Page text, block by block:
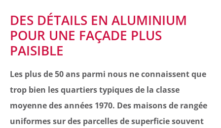
DES DÉTAILS EN ALUMINIUM
POUR UNE FAÇADE PLUS
PAISIBLE
Les plus de 50 ans parmi nous ne connaissent que
trop bien les quartiers typiques de la classe
moyenne des années 1970. Des maisons de rangée
uniformes sur des parcelles de superficie souvent